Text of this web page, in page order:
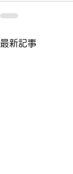
最新記事